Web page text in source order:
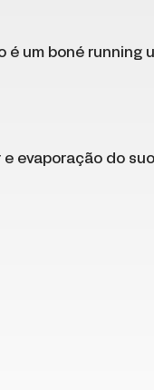
um boné running
evaporação do